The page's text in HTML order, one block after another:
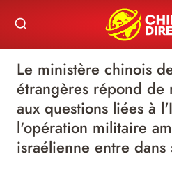
content
Le ministère chinois
étrangères répond de
aux questions liées à
l'opération militaire
israélienne entre